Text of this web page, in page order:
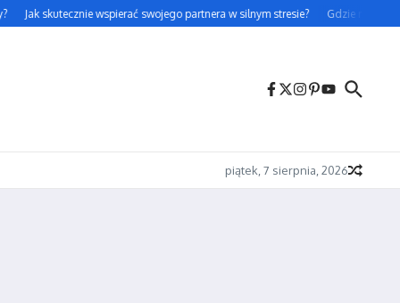
Jak skutecznie wspierać swojego partnera w silnym stresie? Gdzie można
piątek, 7 sierpnia, 2026